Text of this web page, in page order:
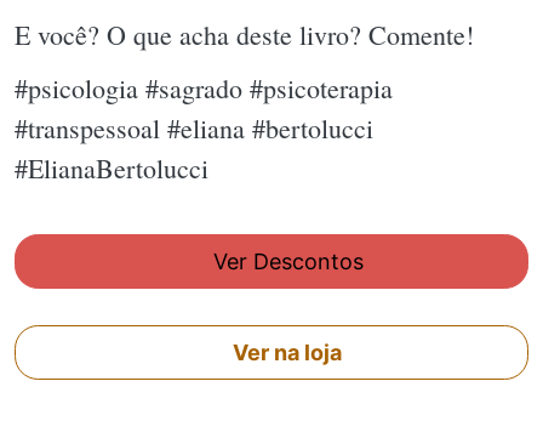
E você? O que acha deste livro? Comente!
#psicologia #sagrado #psicoterapia
#transpessoal #eliana #bertolucci
#ElianaBertolucci
Ver Descontos
Ver na loja